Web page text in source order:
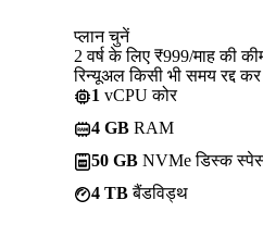
प्लान चुनें
2 वर्ष के लिए ₹999/माह की
रिन्यूअल किसी भी समय रद्द
1 vCPU कोर
4 GB RAM
50 GB NVMe डिस्क
4 TBबैंडविड्थ